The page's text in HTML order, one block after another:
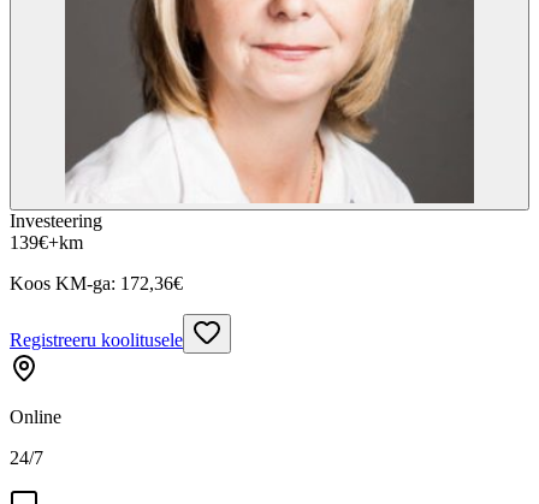
Investeering
139€+km
Koos KM-ga: 172,36€
Registreeru koolitusele
Online
24/7